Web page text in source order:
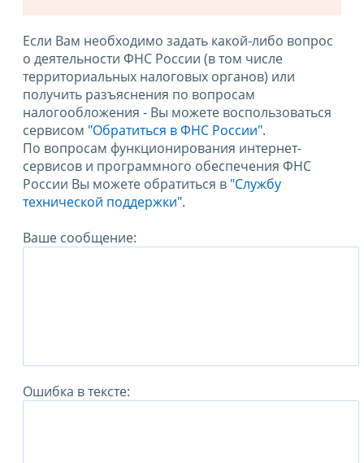
Если Вам необходимо задать какой-либо вопрос
о деятельности ФНС России (в том числе
территориальных налоговых органов) или
получить разъяснения по вопросам
налогообложения - Вы можете воспользоваться
сервисом "Обратиться в ФНС России".
По вопросам функционирования интернет-
сервисов и программного обеспечения ФНС
России Вы можете обратиться в "Службу
технической поддержки".
Ваше сообщение:
Ошибка в тексте: